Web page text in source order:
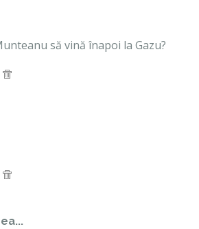
să vină înapoi la Gazu?